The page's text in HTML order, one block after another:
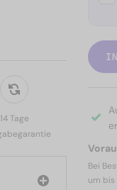
14 Tage
Bei
um bis